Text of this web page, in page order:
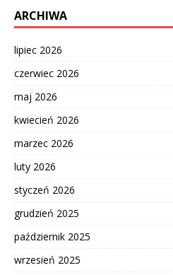
ARCHIWA
lipiec 2026
czerwiec 2026
maj 2026
kwiecień 2026
marzec 2026
luty 2026
styczeń 2026
grudzień 2025
październik 2025
wrzesień 2025